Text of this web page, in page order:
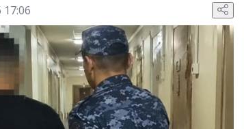
17:06